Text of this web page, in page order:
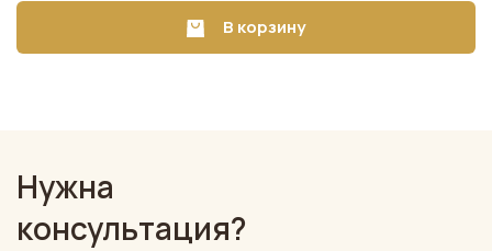
В корзину
Нужна
консультация?